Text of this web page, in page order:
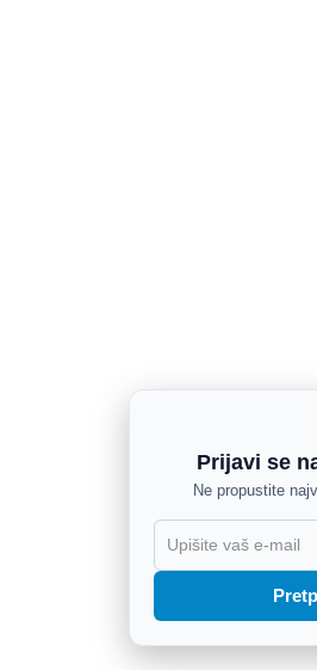
Prijavi se
Ne propustite